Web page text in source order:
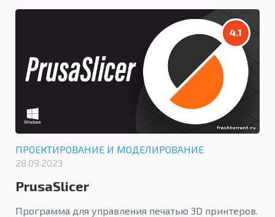
4.1
ПРОЕКТИРОВАНИЕ И МОДЕЛИРОВАНИЕ
28.09.2023
PrusaSlicer
Программа для управления печатью 3D принтеров.